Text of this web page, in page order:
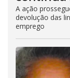
A ação
devolução das
emprego